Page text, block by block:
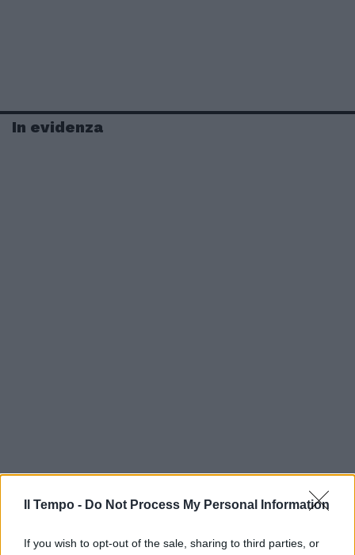
Il Tempo - Do Not Process My Personal Information
If you wish to opt-out of the sale, sharing to third parties, or
In evidenza